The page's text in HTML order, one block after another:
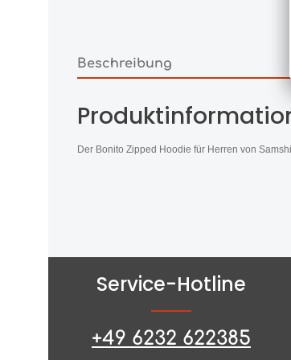
Beschreibung
Der Bonito Zipped Hoodie für Herren von
Service-Hotline
+49 6232 622385